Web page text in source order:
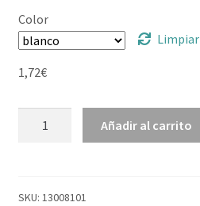
Color
Limpiar
1,72€
RPET
Añadir al carrito
SKU: 13008101